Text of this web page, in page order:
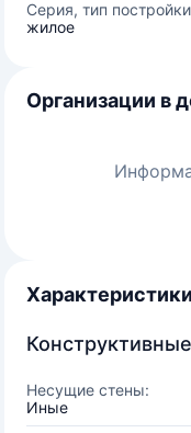
Серия, тип
жилое
Организации в
Характеристики
Несущие стены:
Иные